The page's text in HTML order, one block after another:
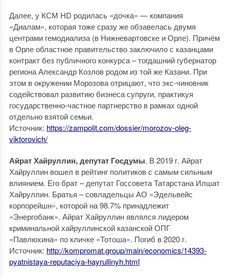
Далее, у КСМ HD родилась «дочка» — компания
«Диалам», которая тоже сразу же обзавелась двумя
центрами гемодиализа (в Нижневартовске и Орле). Причём
в Орле областное правительство заключило с казанцами
контракт без публичного конкурса – тогдашний губернатор
региона Александр Козлов родом из той же Казани. При
этом в окружении Морозова отрицают, что экс-чиновник
содействовал развитию бизнеса супруги, практикуя
государственно-частное партнерство в рамках одной
отдельно взятой семьи.
Источник: https://zampolit.com/dossier/morozov-oleg-
viktorovich/
Айрат Хайруллин, депутат Госдумы. В 2019 г. Айрат
Хайруллин вошел в рейтинг политиков с самым сильным
влиянием. Его брат – депутат Госсовета Татарстана Илшат
Хайруллин. Братья – совладельцы АО «Эдельвейс
корпорейшн», которой на 98.7% принадлежит
«Энергобанк». Айрат Хайруллин являлся лидером
криминальной хайруллинской казанской ОПГ
«Павлюхина» по кличке «Тотоша». Погиб в 2020 г.
Источник: http://kompromat.group/main/economics/14393-
pyatnistaya-reputaciya-hayrullinyh.html